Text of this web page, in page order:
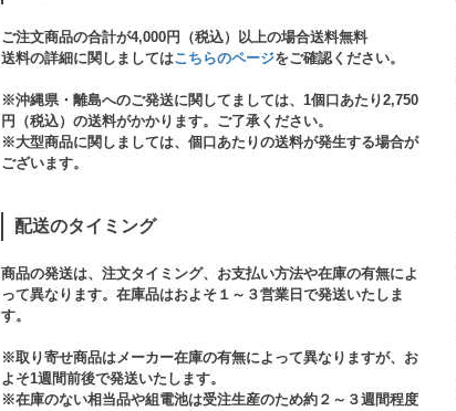
ご注文商品の合計が4,000円（税込）以上の場合送料無料
送料の詳細に関しましてはこちらのページをご確認ください。​
※沖縄県・離島へのご発送に関してましては、1個口あたり2,750
円（税込）の送料がかかります。ご了承ください。
※大型商品に関しましては、個口あたりの送料が発生する場合が
ございます。​
配送のタイミング
商品の発送は、注文タイミング、お支払い方法や在庫の有無によ
って異なります。在庫品はおよそ１～３営業日で発送いたしま
す。​
※取り寄せ商品はメーカー在庫の有無によって異なりますが、お
よそ1週間前後で発送いたします。
※在庫のない相当品や組電池は受注生産のため約２～３週間程度